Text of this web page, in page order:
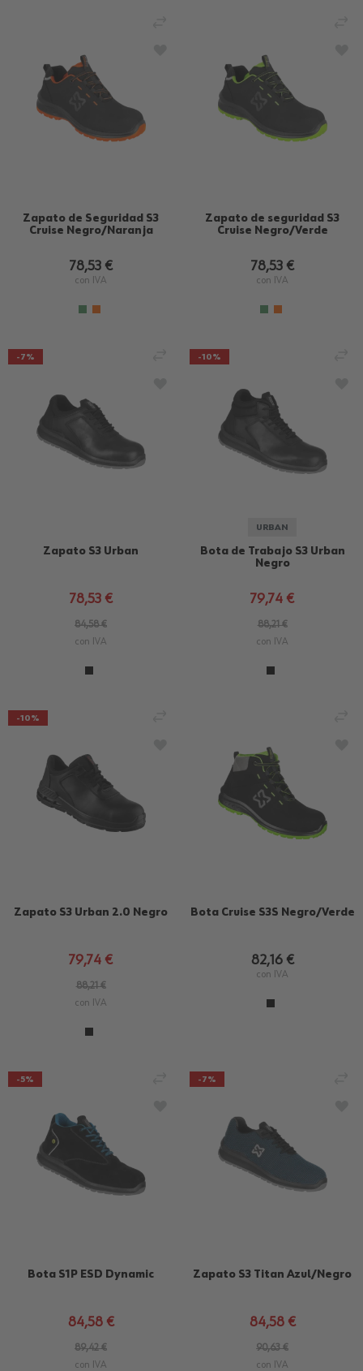
Zapato de Seguridad S3
Cruise Negro/Naranja
78,53 €
con IVA
Zapato de seguridad S3
Cruise Negro/Verde
78,53 €
con IVA
-7%
Zapato S3 Urban
78,53 €
84,58 €
con IVA
AÑADIR PARA COMPARAR
-10%
URBAN
Bota de Trabajo S3 Urban
Negro
79,74 €
88,21 €
con IVA
-10%
Zapato S3 Urban 2.0 Negro
79,74 €
88,21 €
con IVA
Bota Cruise S3S Negro/Verde
82,16 €
con IVA
-5%
Bota S1P ESD Dynamic
84,58 €
89,42 €
con IVA
AÑADIR PARA COMPARAR
-7%
Zapato S3 Titan Azul/Negro
84,58 €
90,63 €
con IVA